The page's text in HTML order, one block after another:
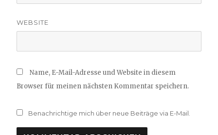
WEBSITE
Name, E-Mail-Adresse und Website in diesem
Browser für meinen nächsten Kommentar speichern.
Benachrichtige mich über neue Beiträge via E-Mail.